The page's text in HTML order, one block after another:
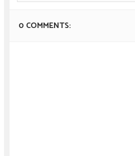
0 COMMENTS: